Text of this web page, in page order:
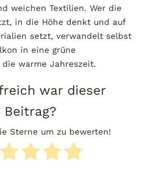
weichen Textilien. Wer die
in die Höhe denkt und auf
setzt, verwandelt selbst
in eine grüne
warme Jahreszeit.
war dieser
Beitrag?
Sterne um zu bewerten!